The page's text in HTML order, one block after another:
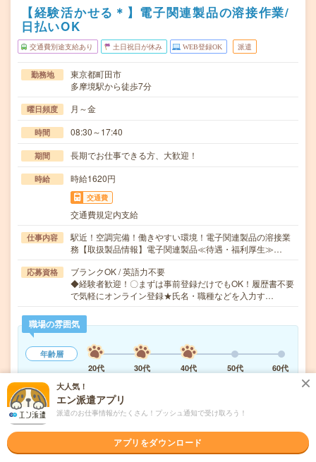
【経験活かせる＊】電子関連製品の溶接作業/
日払いOK
交通費別途支給あり 土日祝日が休み WEB登録OK 派遣
勤務地
東京都町田市
多摩境駅から徒歩7分
曜日頻度 月～金
時間 08:30～17:40
期間 長期でお仕事できる方、大歓迎！
時給 時給1620円
交通費
交通費規定内支給
仕事内容
駅近！空調完備！働きやすい環境！電子関連製品の溶接業
務【取扱製品情報】電子関連製品≪待遇・福利厚生≫…
応募資格
ブランクOK / 英語力不要
◆経験者歓迎！〇まずは事前登録だけでもOK！履歴書不要
で気軽にオンライン登録★氏名・職種などを入力す…
職場の雰囲気
年齢層
20代
30代 40代 50代 60代
気になる!
株式会社綜合キャリアオプション 製造事業部（全国）
大人気！
エン派遣アプリ
派遣のお仕事情報がたくさん！プッシュ通知で受け取ろう！
アプリをダウンロード